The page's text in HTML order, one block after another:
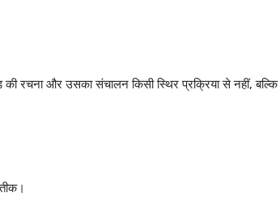
की रचना और उसका संचालन किसी स्थिर प्रक्रिया से नहीं, बल्कि